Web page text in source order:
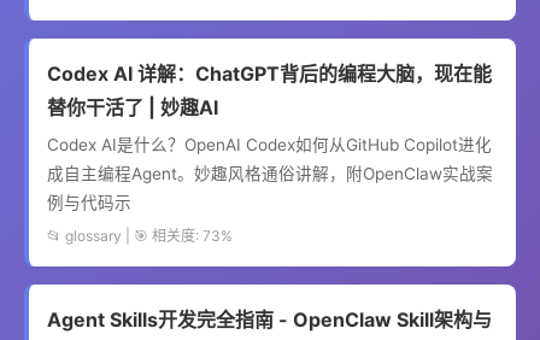
Codex AI 详解：ChatGPT背后的编程大脑，现在能
替你干活了 | 妙趣AI
Codex AI是什么？OpenAI Codex如何从GitHub Copilot进化
成自主编程Agent。妙趣风格通俗讲解，附OpenClaw实战案
例与代码示
📂 glossary | 🎯 相关度: 73%
Agent Skills开发完全指南 - OpenClaw Skill架构与